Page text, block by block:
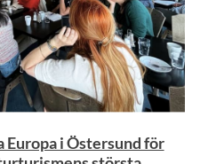
i Östersund för